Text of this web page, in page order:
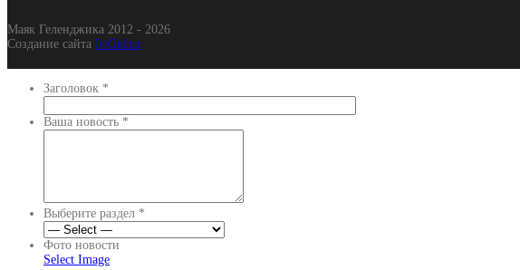
Маяк Геленджика 2012 - 2026
Создание сайта It-Gel.ru
Заголовок *
Ваша новость *
Выберите раздел *
Фото новости
Select Image